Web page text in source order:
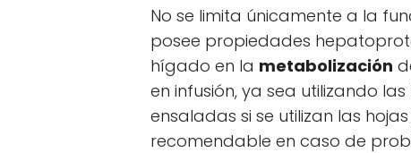
No se limita únicamente a la
posee propiedades
hígado en la metabolización
en infusión, ya sea utilizando
ensaladas si se utilizan las
recomendable en caso de